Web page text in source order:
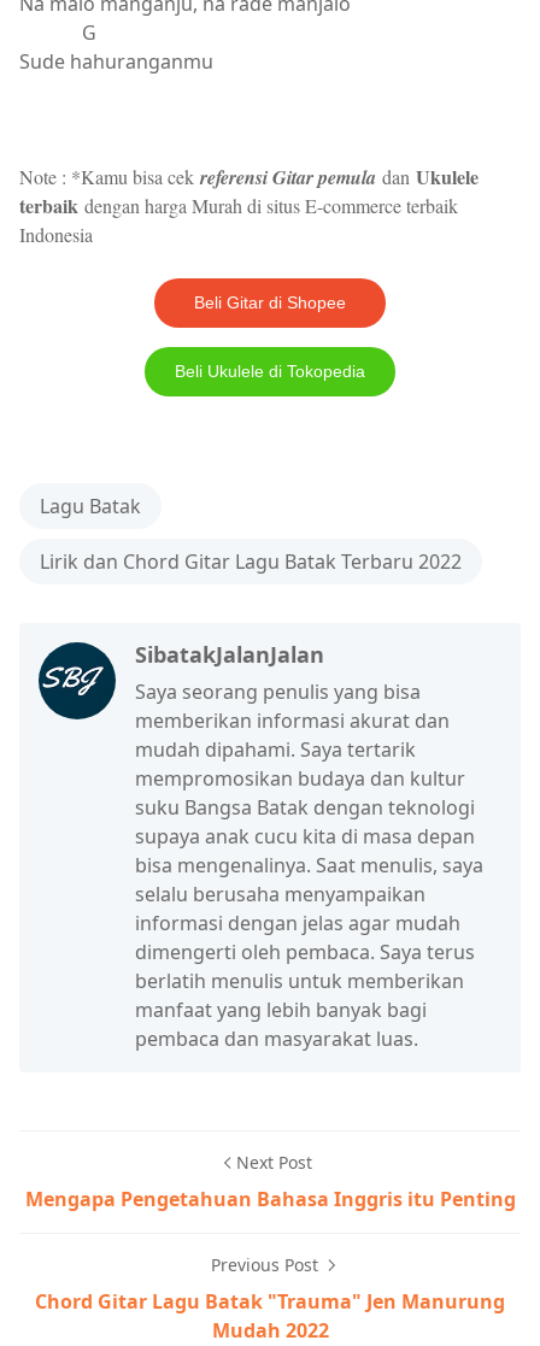
G
Sude hahuranganmu
Note : *Kamu bisa cek referensi Gitar pemula dan Ukulele
terbaik dengan harga Murah di situs E-commerce terbaik
Indonesia
Beli Gitar di Shopee
Beli Ukulele di Tokopedia
Lagu Batak
Lirik dan Chord Gitar Lagu Batak Terbaru 2022
SibatakJalanJalan
Saya seorang penulis yang bisa
memberikan informasi akurat dan
mudah dipahami. Saya tertarik
mempromosikan budaya dan kultur
suku Bangsa Batak dengan teknologi
supaya anak cucu kita di masa depan
bisa mengenalinya. Saat menulis, saya
selalu berusaha menyampaikan
informasi dengan jelas agar mudah
dimengerti oleh pembaca. Saya terus
berlatih menulis untuk memberikan
manfaat yang lebih banyak bagi
pembaca dan masyarakat luas.
Next Post
Mengapa Pengetahuan Bahasa Inggris itu Penting
Previous Post
Chord Gitar Lagu Batak "Trauma" Jen Manurung
Mudah 2022